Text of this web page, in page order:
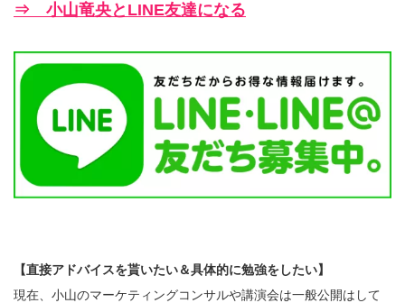
⇒ 小山竜央とLINE友達になる
【直接アドバイスを貰いたい＆具体的に勉強をしたい】
現在、小山のマーケティングコンサルや講演会は一般公開はして